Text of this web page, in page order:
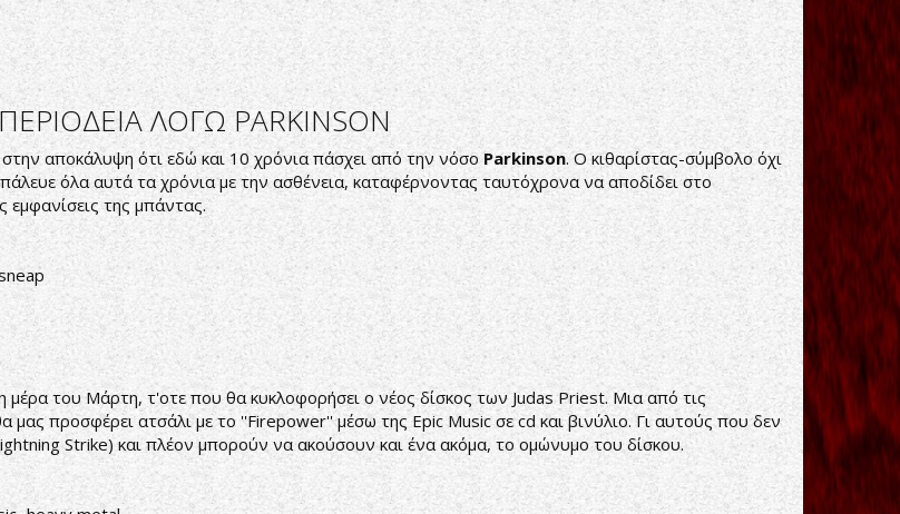
ΛΟΓΩ PARKINSON
αποκάλυψη ότι εδώ και 10 χρόνια πάσχει από την νόσοParkinson. Ο κιθαρίστας-σύμβολο όχι
όλα αυτά τα χρόνια με την ασθένεια, καταφέρνοντας ταυτόχρονα να αποδίδει στο
της μπάντας.
μέρα του Μάρτη, τ'οτε που θα κυκλοφορήσει ο νέος δίσκος των Judas Priest. Μια από τις
μας προσφέρει ατσάλι με το ''Firepower'' μέσω της Epic Music σε cd και βινύλιο. Γι αυτούς που δεν
Strike) και πλέον μπορούν να ακούσουν και ένα ακόμα, το ομώνυμο του δίσκου.